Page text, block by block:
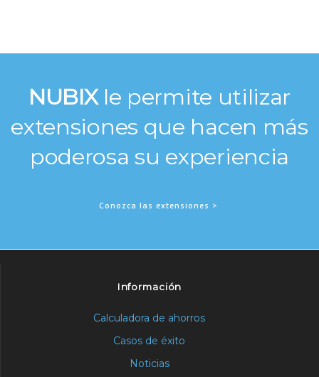
NUBIX le permite utilizar
extensiones que hacen más
poderosa su experiencia
Conozca las extensiones >
Información
Calculadora de ahorros
Casos de éxito
Noticias